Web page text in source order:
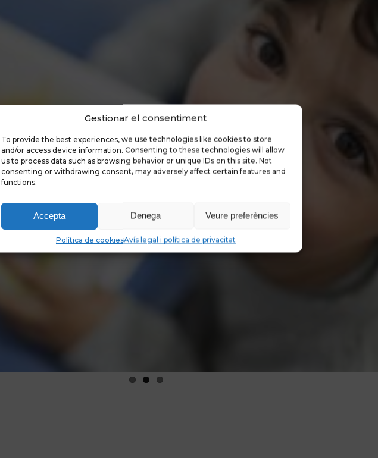
Gestionar el consentiment
To provide the best experiences, we use technologies like cookies to store
and/or access device information. Consenting to these technologies will allow
us to process data such as browsing behavior or unique IDs on this site. Not
consenting or withdrawing consent, may adversely affect certain features and
functions.
Accepta Denega Veure preferències
Política de cookiesAvís legal i política de privacitat